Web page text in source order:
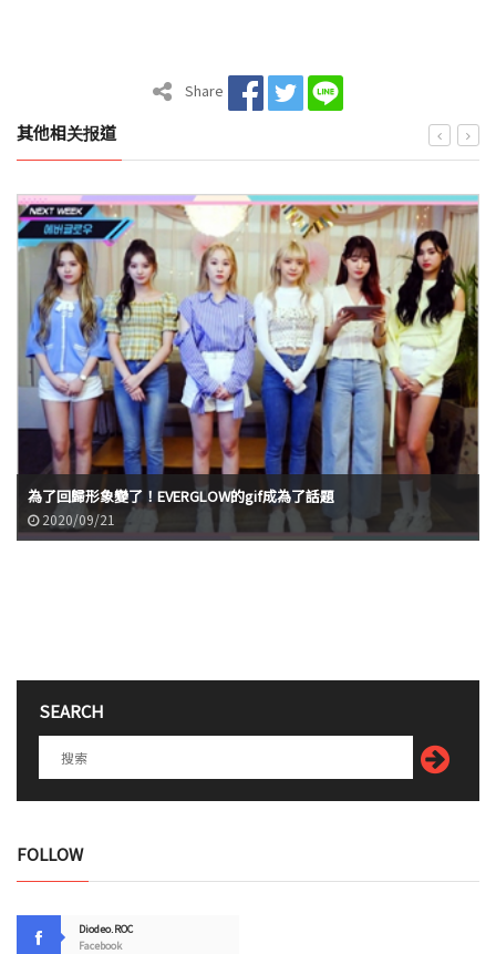
Share
其他相关报道
為了回歸形象變了！EVERGLOW的gif成為了話題
2020/09/21
SEARCH
FOLLOW
Diodeo.ROC
Facebook